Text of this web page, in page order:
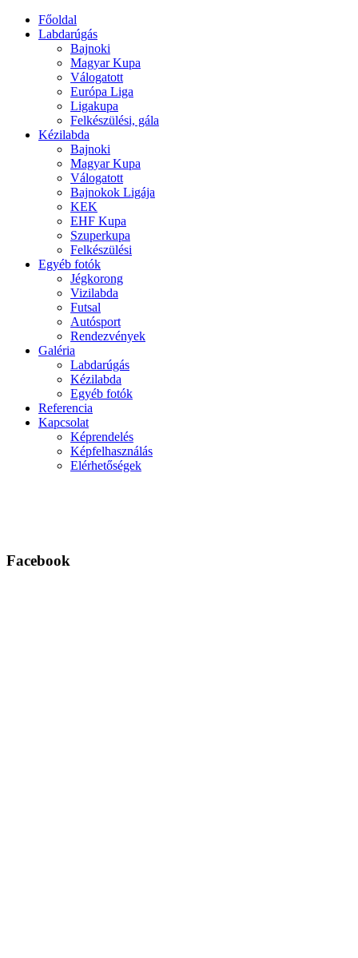
Főoldal
Labdarúgás
Bajnoki
Magyar Kupa
Válogatott
Európa Liga
Ligakupa
Felkészülési, gála
Kézilabda
Bajnoki
Magyar Kupa
Válogatott
Bajnokok Ligája
KEK
EHF Kupa
Szuperkupa
Felkészülési
Egyéb fotók
Jégkorong
Vizilabda
Futsal
Autósport
Rendezvények
Galéria
Labdarúgás
Kézilabda
Egyéb fotók
Referencia
Kapcsolat
Képrendelés
Képfelhasználás
Elérhetőségek
Facebook